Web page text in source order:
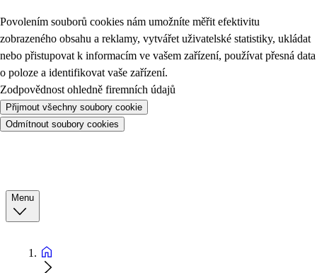
Povolením souborů cookies nám umožníte měřit efektivitu
zobrazeného obsahu a reklamy, vytvářet uživatelské statistiky, ukládat
nebo přistupovat k informacím ve vašem zařízení, používat přesná data
o poloze a identifikovat vaše zařízení.
Zodpovědnost ohledně firemních údajů
Přijmout všechny soubory cookie
Odmítnout soubory cookies
Menu